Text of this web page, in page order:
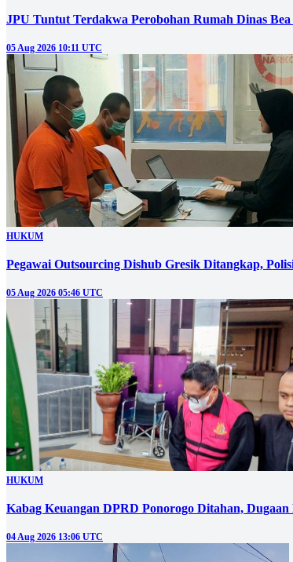
JPU Tuntut Terdakwa Perobohan Rumah Dinas
05 Aug 2026 10:11 UTC
HUKUM
Pegawai Outsourcing Dishub Gresik Ditangkap,
05 Aug 2026 05:46 UTC
HUKUM
Kabag Keuangan DPRD Ponorogo Ditahan,
04 Aug 2026 13:06 UTC